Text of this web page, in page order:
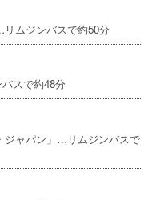
ムジンバスで約50分
スで約48分
ジャパン」…リムジンバスで